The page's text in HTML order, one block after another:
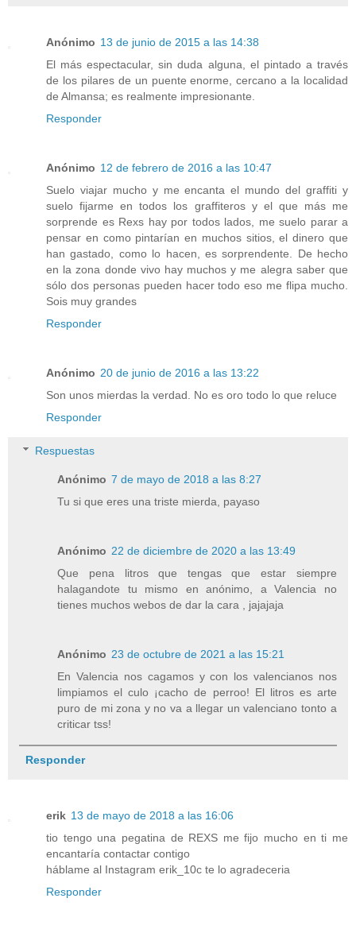
Anónimo 13 de junio de 2015 a las 14:38
El más espectacular, sin duda alguna, el pintado a través
de los pilares de un puente enorme, cercano a la localidad
de Almansa; es realmente impresionante.
Responder
Anónimo 12 de febrero de 2016 a las 10:47
Suelo viajar mucho y me encanta el mundo del graffiti y
suelo fijarme en todos los graffiteros y el que más me
sorprende es Rexs hay por todos lados, me suelo parar a
pensar en como pintarían en muchos sitios, el dinero que
han gastado, como lo hacen, es sorprendente. De hecho
en la zona donde vivo hay muchos y me alegra saber que
sólo dos personas pueden hacer todo eso me flipa mucho.
Sois muy grandes
Responder
Anónimo 20 de junio de 2016 a las 13:22
Son unos mierdas la verdad. No es oro todo lo que reluce
Responder
Respuestas
Anónimo 7 de mayo de 2018 a las 8:27
Tu si que eres una triste mierda, payaso
Anónimo 22 de diciembre de 2020 a las 13:49
Que pena litros que tengas que estar siempre
halagandote tu mismo en anónimo, a Valencia no
tienes muchos webos de dar la cara , jajajaja
Anónimo 23 de octubre de 2021 a las 15:21
En Valencia nos cagamos y con los valencianos nos
limpiamos el culo ¡cacho de perroo! El litros es arte
puro de mi zona y no va a llegar un valenciano tonto a
criticar tss!
Responder
erik 13 de mayo de 2018 a las 16:06
tio tengo una pegatina de REXS me fijo mucho en ti me
encantaría contactar contigo
háblame al Instagram erik_10c te lo agradeceria
Responder